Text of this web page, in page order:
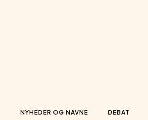
NYHEDER OG NAVNE DEBAT